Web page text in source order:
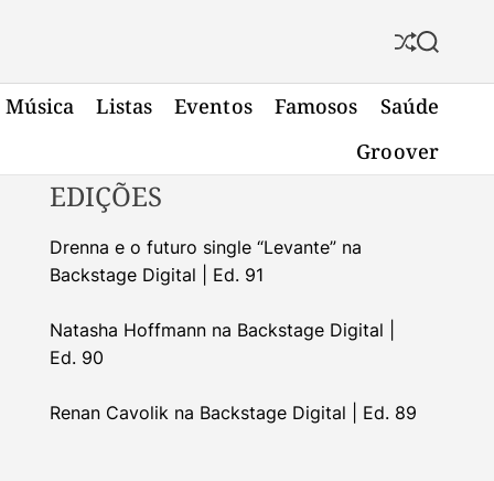
S
f
l
S
a
r
h
Música Listas Eventos Famosos
Saúde
Groover
EDIÇÕES
Drenna e o futuro single “Levante” na
Backstage Digital | Ed. 91
Natasha Hoffmann na Backstage Digital |
Ed. 90
Renan Cavolik na Backstage Digital | Ed. 89